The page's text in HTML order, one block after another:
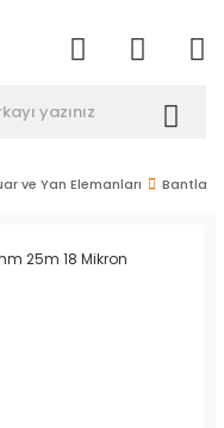
ve Yan Elemanları Bantlar